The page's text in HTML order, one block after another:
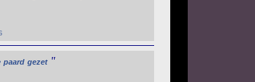
paard gezet "